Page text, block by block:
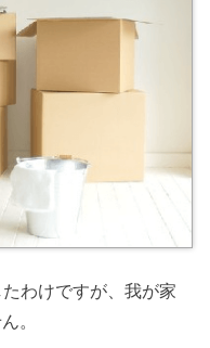
わけですが、我が家
。